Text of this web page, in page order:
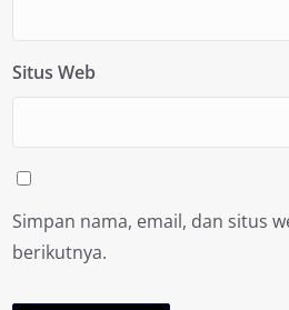
Situs Web
Simpan nama, email, dan situs
berikutnya.